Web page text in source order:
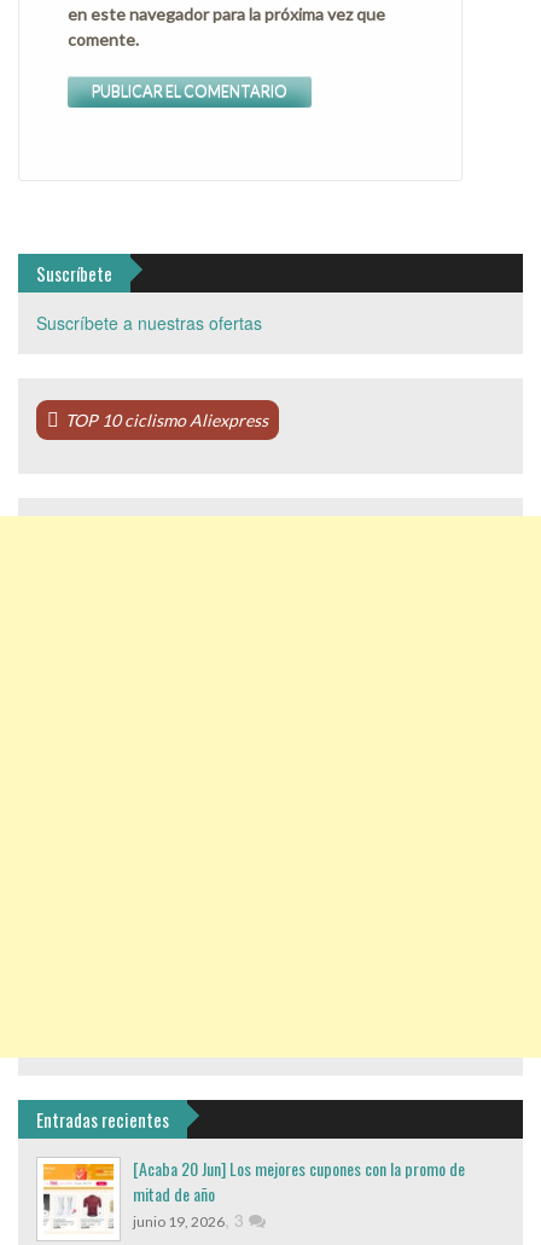
en este navegador para la próxima vez que
comente.
Suscríbete
Suscríbete a nuestras ofertas
TOP 10 ciclismo Aliexpress
Entradas recientes
[Acaba 20 Jun] Los mejores cupones con la promo de
mitad de año
junio 19, 2026, 3